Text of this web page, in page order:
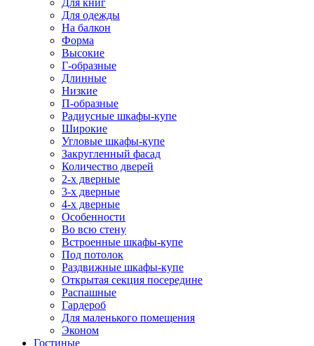
Для книг
Для одежды
На балкон
Форма
Высокие
Г-образные
Длинные
Низкие
П-образные
Радиусные шкафы-купе
Широкие
Угловые шкафы-купе
Закругленный фасад
Количество дверей
2-х дверные
3-х дверные
4-х дверные
Особенности
Во всю стену
Встроенные шкафы-купе
Под потолок
Раздвижные шкафы-купе
Открытая секция посередине
Распашные
Гардероб
Для маленького помещения
Эконом
Гостиные